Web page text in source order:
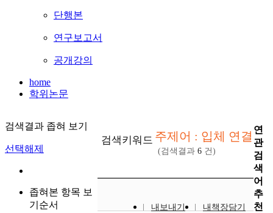
단행본
연구보고서
공개강의
home
학위논문
검색결과 좁혀 보기
선택해제
좁혀본 항목 보
기순서
검색키워드 주제어 : 입체 연결
(검색결과 6 건)
내보내기
내책장담기
연
관
검
색
어
추
천